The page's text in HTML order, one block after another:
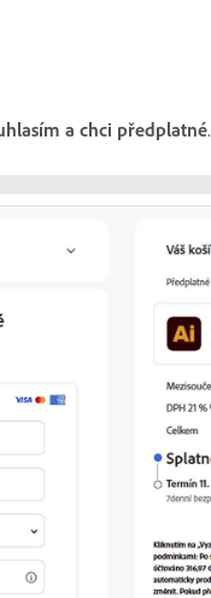
a chci předplatné.